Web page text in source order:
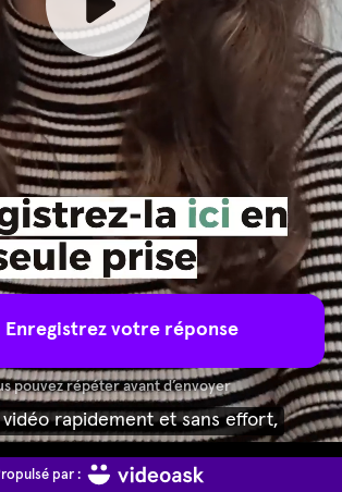
Enregistrez votre réponse
pouvez répéter avant d’envoyer
rapidement et sans effort,
par :